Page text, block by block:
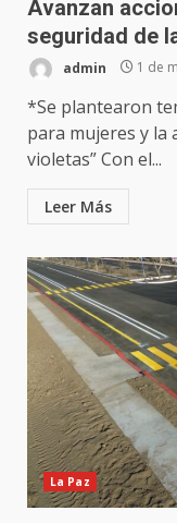
Avanzan
seguridad de
admin 1 de
*Se plantearon
para mujeres y la
violetas” Con el...
Leer Más
La Paz